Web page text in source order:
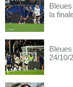
la
24/10/